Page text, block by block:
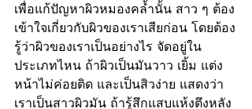
เพื่อแก้ปัญหาผิวหมองคล้ำนั้น สาว ๆ ต้อง
เข้าใจเกี่ยวกับผิวของเราเสียก่อน โดยต้อง
รู้ว่าผิวของเราเป็นอย่างไร จัดอยู่ใน
ประเภทไหน ถ้าผิวเป็นมันวาว เยิ้ม แต่ง
หน้าไม่ค่อยติด และเป็นสิวง่าย แสดงว่า
เราเป็นสาวผิวมัน ถ้ารู้สึกแสบแห้งตึงหลัง